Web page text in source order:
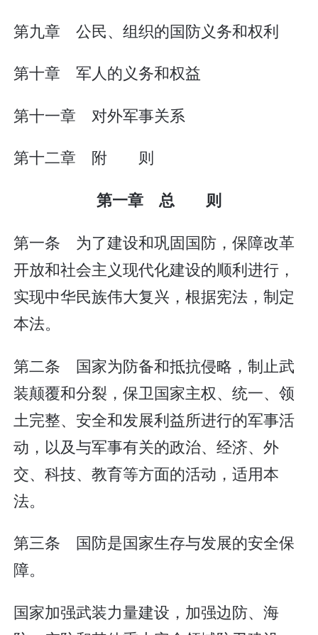
第九章 公民、组织的国防义务和权利
第十章 军人的义务和权益
第十一章 对外军事关系
第十二章 附 则
第一章 总 则
第一条 为了建设和巩固国防，保障改革
开放和社会主义现代化建设的顺利进行，
实现中华民族伟大复兴，根据宪法，制定
本法。
第二条 国家为防备和抵抗侵略，制止武
装颠覆和分裂，保卫国家主权、统一、领
土完整、安全和发展利益所进行的军事活
动，以及与军事有关的政治、经济、外
交、科技、教育等方面的活动，适用本
法。
第三条 国防是国家生存与发展的安全保
障。
国家加强武装力量建设，加强边防、海